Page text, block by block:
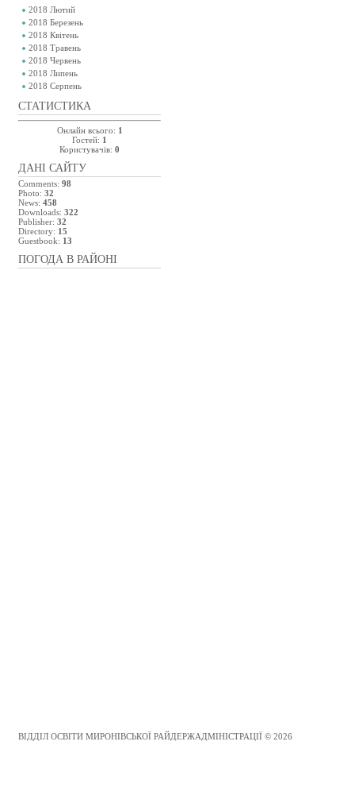
2018 Лютий
2018 Березень
2018 Квітень
2018 Травень
2018 Червень
2018 Липень
2018 Серпень
СТАТИСТИКА
Онлайн всього: 1
Гостей: 1
Користувачів: 0
ДАНІ САЙТУ
Comments: 98
Photo: 32
News: 458
Downloads: 322
Publisher: 32
Directory: 15
Guestbook: 13
ПОГОДА В РАЙОНІ
ВІДДІЛ ОСВІТИ МИРОНІВСЬКОЇ РАЙДЕРЖАДМІНІСТРАЦІЇ © 2026